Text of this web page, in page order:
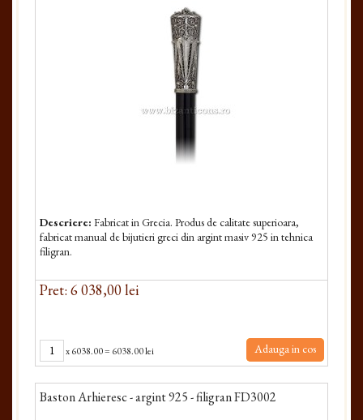
Descriere: Fabricat in Grecia. Produs de calitate superioara,
fabricat manual de bijutieri greci din argint masiv 925 in tehnica
filigran.
Pret: 6 038,00 lei
x6038.00= 6038.00 lei Adauga in cos
Baston Arhieresc - argint 925 - filigran FD3002